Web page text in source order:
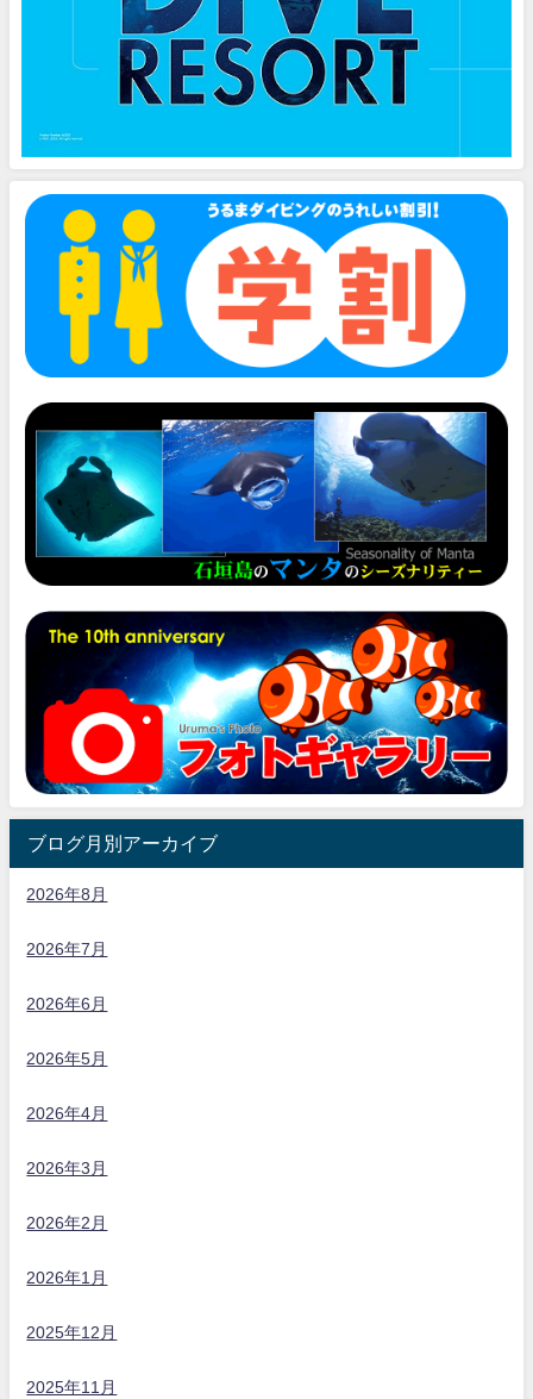
ブログ月別アーカイブ
2026年8月
2026年7月
2026年6月
2026年5月
2026年4月
2026年3月
2026年2月
2026年1月
2025年12月
2025年11月